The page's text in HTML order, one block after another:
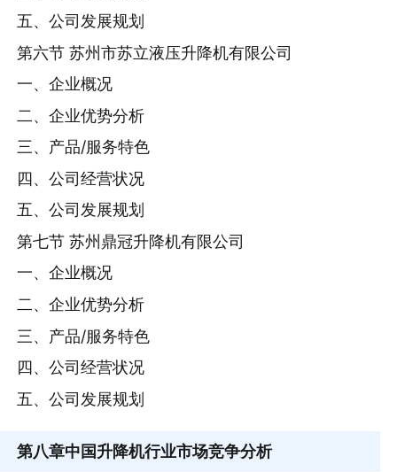
五、公司发展规划
第六节 苏州市苏立液压升降机有限公司
一、企业概况
二、企业优势分析
三、产品/服务特色
四、公司经营状况
五、公司发展规划
第七节 苏州鼎冠升降机有限公司
一、企业概况
二、企业优势分析
三、产品/服务特色
四、公司经营状况
五、公司发展规划
第八章中国升降机行业市场竞争分析